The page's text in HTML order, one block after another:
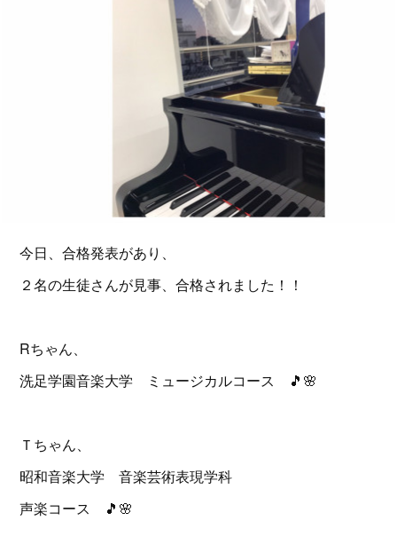
今日、合格発表があり、
２名の生徒さんが見事、合格されました！！
Rちゃん、
洗足学園音楽大学 ミュージカルコース 🎵🌸
Ｔちゃん、
昭和音楽大学 音楽芸術表現学科
声楽コース 🎵🌸